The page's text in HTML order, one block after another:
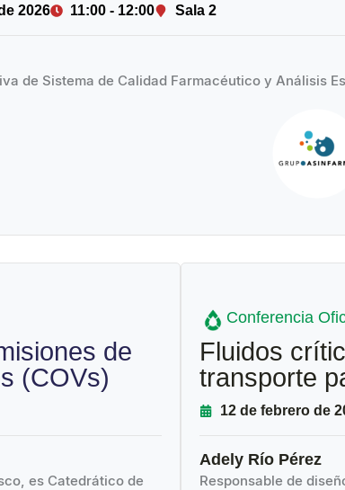
2026 11:00 - 12:00 Sala 2
de Sistema de Calidad Farmacéutico y Análisis
de
(COVs)
es Catedrático de
Conferencia
Fluidos
transporte
12 de febrero de
Adely Río Pérez
Responsable de